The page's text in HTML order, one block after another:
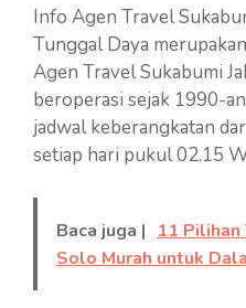
Info Agen Travel
Tunggal Daya
Agen Travel Sukabumi
beroperasi sejak 1990-
jadwal keberangkatan
setiap hari pukul 02.15
Baca juga | 11
Solo Murah untuk